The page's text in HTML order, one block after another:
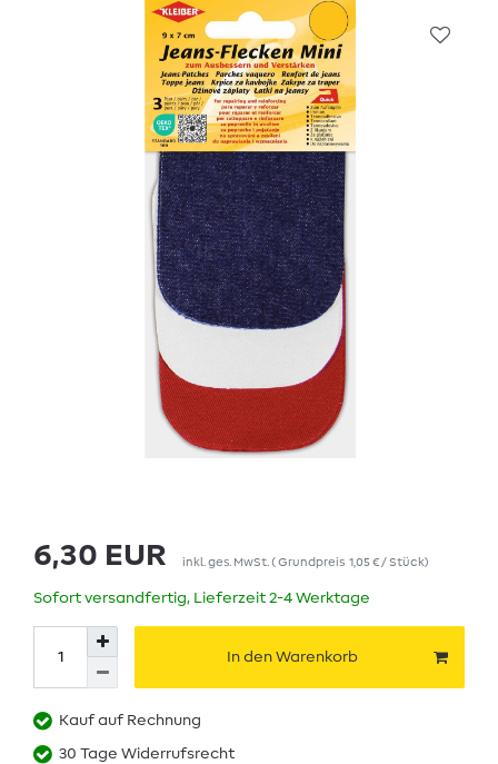
6,30 EUR inkl. ges. MwSt.( Grundpreis 1,05 € / Stück)
Sofort versandfertig, Lieferzeit 2-4 Werktage
In den Warenkorb
Kauf auf Rechnung
30 Tage Widerrufsrecht